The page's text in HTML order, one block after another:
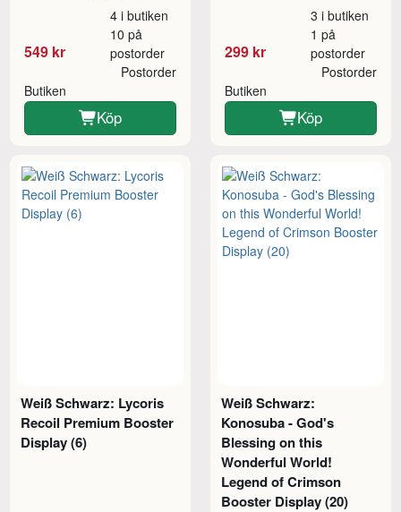
549 kr
4 i butiken
10 på
postorder
Butiken
Postorder
Köp
299 kr
3 i butiken
1 på
postorder
Butiken
Postorder
Köp
Weiß Schwarz: Lycoris
Recoil Premium Booster
Display (6)
Weiß Schwarz:
Konosuba - God's
Blessing on this
Wonderful World!
Legend of Crimson
Booster Display (20)